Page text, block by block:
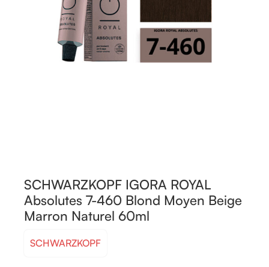
SCHWARZKOPF IGORA ROYAL
Absolutes 7-460 Blond Moyen Beige
Marron Naturel 60ml
SCHWARZKOPF